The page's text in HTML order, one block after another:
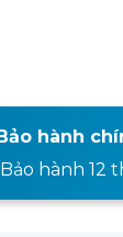
hành
Bảo hành 12